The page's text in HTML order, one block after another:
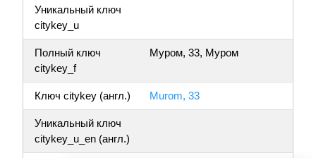
Уникальный ключ
citykey_u
Полный ключ
citykey_f
Муром, 33, Муром
Ключ citykey (англ.) Murom, 33
Уникальный ключ
citykey_u_en (англ.)